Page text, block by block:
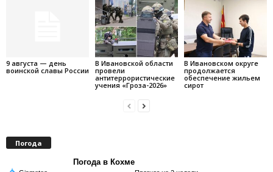
9 августа — день
воинской славы России
В Ивановской области
провели
антитеррористические
учения «Гроза-2026»
В Ивановском округе
продолжается
обеспечение жильем
сирот
Погода
Погода в Кохме